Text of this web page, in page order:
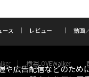
ース レビュー 動画
横浜LOVEWalker
や広告配信などのた